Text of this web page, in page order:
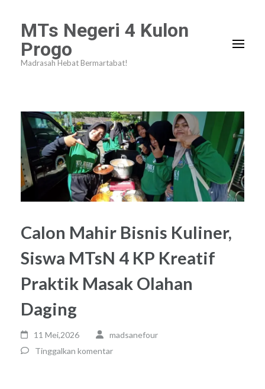
konten
(Tekan
MTs Negeri 4 Kulon
Progo
Madrasah Hebat Bermartabat!
Calon Mahir Bisnis Kuliner,
Siswa MTsN 4 KP Kreatif
Praktik Masak Olahan
Daging
11 Mei,2026
madsanefour
Tinggalkan komentar